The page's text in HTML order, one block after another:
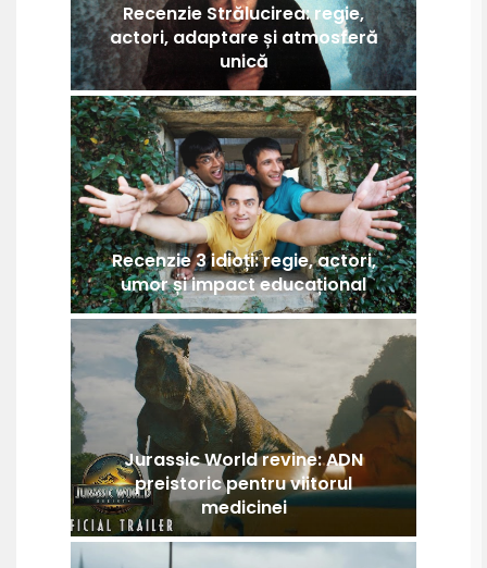
Recenzie Strălucirea: regie,
actori, adaptare și atmosferă
unică
Recenzie 3 idioți: regie, actori,
umor și impact educațional
Jurassic World revine: ADN
preistoric pentru viitorul
medicinei